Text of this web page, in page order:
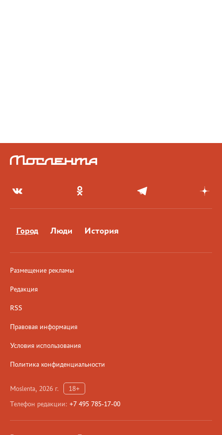
Город Люди История
Размещение рекламы
Редакция
RSS
Правовая информация
Условия использования
Политика конфиденциальности
Moslenta, 2026 г.
18+
Телефон редакции: +7 495 785-17-00